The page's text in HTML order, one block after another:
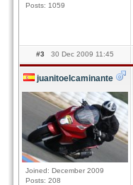
Posts: 1059
#3 30 Dec 2009 11:45
juanitoelcaminante
Joined: December 2009
Posts: 208